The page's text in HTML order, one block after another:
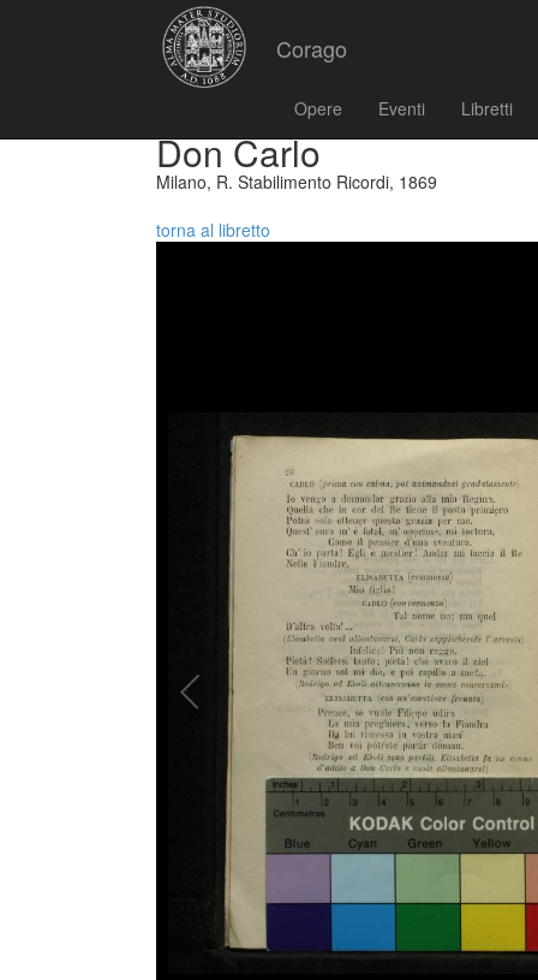
Corago
Opere Eventi Libretti
Don Carlo
Milano, R. Stabilimento Ricordi, 1869
torna al libretto